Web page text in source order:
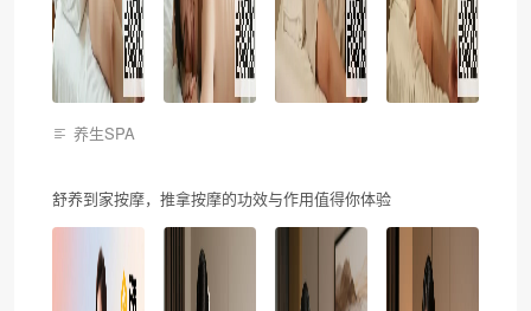
养生SPA
舒养到家按摩，推拿按摩的功效与作用值得你体验